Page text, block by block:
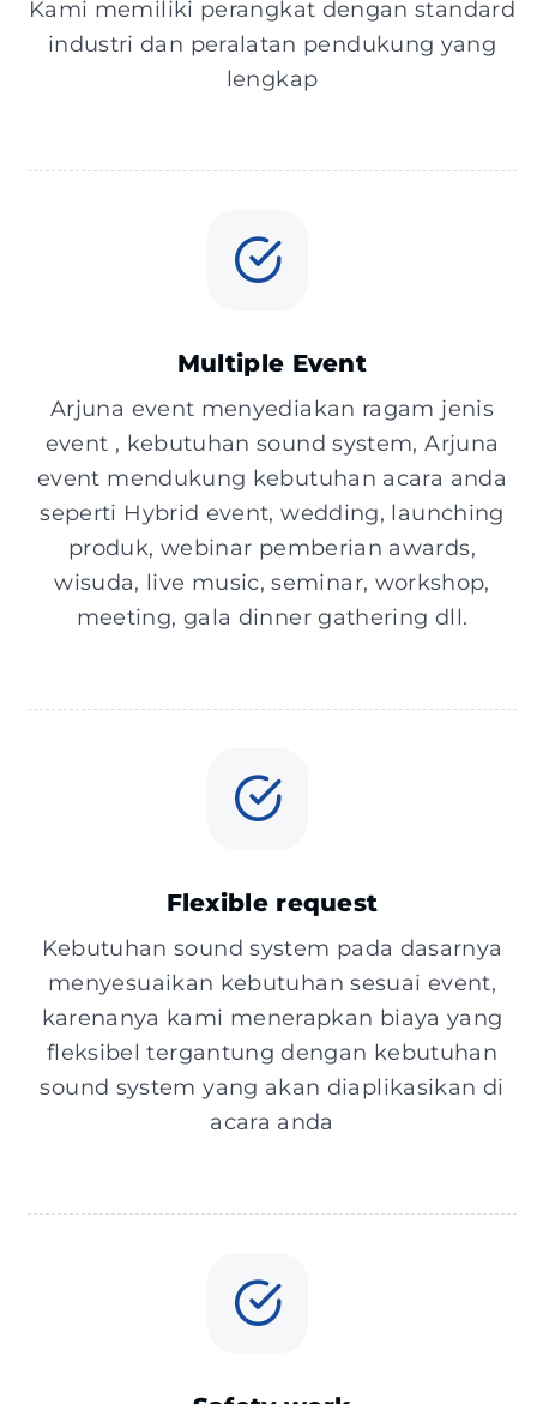
Kami memiliki perangkat dengan standard
industri dan peralatan pendukung yang
lengkap
Multiple Event
Arjuna event menyediakan ragam jenis
event , kebutuhan sound system, Arjuna
event mendukung kebutuhan acara anda
seperti Hybrid event, wedding, launching
produk, webinar pemberian awards,
wisuda, live music, seminar, workshop,
meeting, gala dinner gathering dll.
Flexible request
Kebutuhan sound system pada dasarnya
menyesuaikan kebutuhan sesuai event,
karenanya kami menerapkan biaya yang
fleksibel tergantung dengan kebutuhan
sound system yang akan diaplikasikan di
acara anda